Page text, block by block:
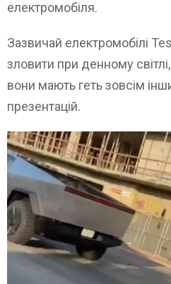
електромобіля.
Зазвичай електромобілі
зловити при денному
вони мають геть зовсім
презентацій.